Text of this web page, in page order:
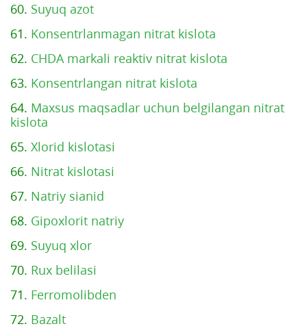
60. Suyuq azot
61. Konsentrlanmagan nitrat kislota
62. CHDA markali reaktiv nitrat kislota
63. Konsentrlangan nitrat kislota
64. Maxsus maqsadlar uchun belgilangan nitrat
kislota
65. Xlorid kislotasi
66. Nitrat kislotasi
67. Natriy sianid
68. Gipoxlorit natriy
69. Suyuq xlor
70. Rux belilasi
71. Ferromolibden
72. Bazalt